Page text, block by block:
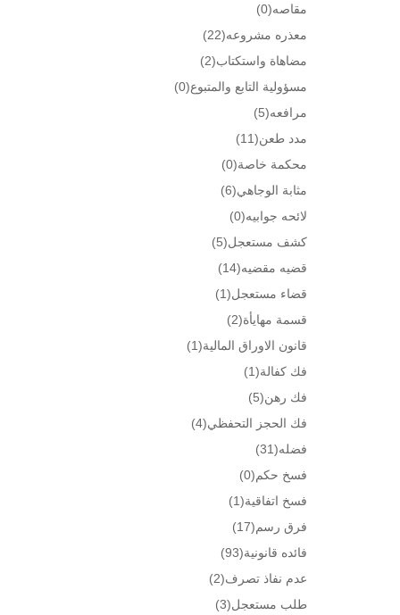
مقاصه(0)
معذره مشروعه(22)
مضاهاة واستكتاب(2)
مسؤولية التابع والمتبوع(0)
مرافعه(5)
مدد طعن(11)
محكمة خاصة(0)
مثابة الوجاهي(6)
لائحه جوابيه(0)
كشف مستعجل(5)
قضيه مقضيه(14)
قضاء مستعجل(1)
قسمة مهايأة(2)
قانون الاوراق المالية(1)
فك كفالة(1)
فك رهن(5)
فك الحجز التحفظي(4)
فضله(31)
فسخ حكم(0)
فسخ اتفاقية(1)
فرق رسم(17)
فائده قانونية(93)
عدم نفاذ تصرف(2)
طلب مستعجل(3)